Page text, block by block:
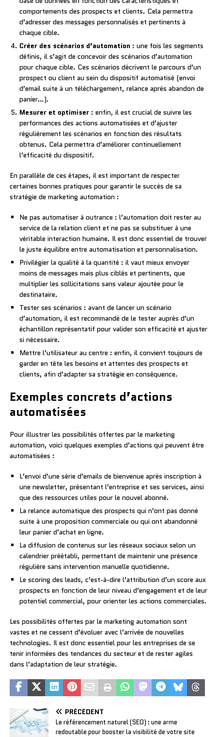
comportements des prospects et clients. Cela permettra
d’adresser des messages personnalisés et pertinents à
chaque cible.
Créer des scénarios d’automation : une fois les segments
définis, il s’agit de concevoir des scénarios d’automation
pour chaque cible. Ces scénarios décrivent le parcours d’un
prospect ou client au sein du dispositif automatisé (envoi
d’email suite à un téléchargement, relance après abandon de
panier…).
Mesurer et optimiser : enfin, il est crucial de suivre les
performances des actions automatisées et d’ajuster
régulièrement les scénarios en fonction des résultats
obtenus. Cela permettra d’améliorer continuellement
l’efficacité du dispositif.
En parallèle de ces étapes, il est important de respecter
certaines bonnes pratiques pour garantir le succès de sa
stratégie de marketing automation :
Ne pas automatiser à outrance : l’automation doit rester au
service de la relation client et ne pas se substituer à une
véritable interaction humaine. Il est donc essentiel de trouver
le juste équilibre entre automatisation et personnalisation.
Privilégier la qualité à la quantité : il vaut mieux envoyer
moins de messages mais plus ciblés et pertinents, que
multiplier les sollicitations sans valeur ajoutée pour le
destinataire.
Tester ses scénarios : avant de lancer un scénario
d’automation, il est recommandé de le tester auprès d’un
échantillon représentatif pour valider son efficacité et ajuster
si nécessaire.
Mettre l’utilisateur au centre : enfin, il convient toujours de
garder en tête les besoins et attentes des prospects et
clients, afin d’adapter sa stratégie en conséquence.
Exemples concrets d’actions
automatisées
Pour illustrer les possibilités offertes par le marketing
automation, voici quelques exemples d’actions qui peuvent être
automatisées :
L’envoi d’une série d’emails de bienvenue après inscription à
une newsletter, présentant l’entreprise et ses services, ainsi
que des ressources utiles pour le nouvel abonné.
La relance automatique des prospects qui n’ont pas donné
suite à une proposition commerciale ou qui ont abandonné
leur panier d’achat en ligne.
La diffusion de contenus sur les réseaux sociaux selon un
calendrier préétabli, permettant de maintenir une présence
régulière sans intervention manuelle quotidienne.
Le scoring des leads, c’est-à-dire l’attribution d’un score aux
prospects en fonction de leur niveau d’engagement et de leur
potentiel commercial, pour orienter les actions commerciales.
Les possibilités offertes par le marketing automation sont
vastes et ne cessent d’évoluer avec l’arrivée de nouvelles
technologies. Il est donc essentiel pour les entreprises de se
tenir informées des tendances du secteur et de rester agiles
dans l’adaptation de leur stratégie.
PRÉCÉDENT
Le référencement naturel (SEO) : une arme
redoutable pour booster la visibilité de votre site